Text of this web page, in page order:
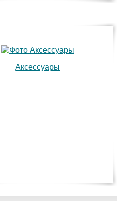
Аксессуары